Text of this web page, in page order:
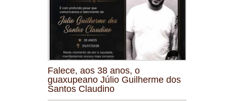
Falece, aos 38 anos, o
guaxupeano Júlio Guilherme dos
Santos Claudino